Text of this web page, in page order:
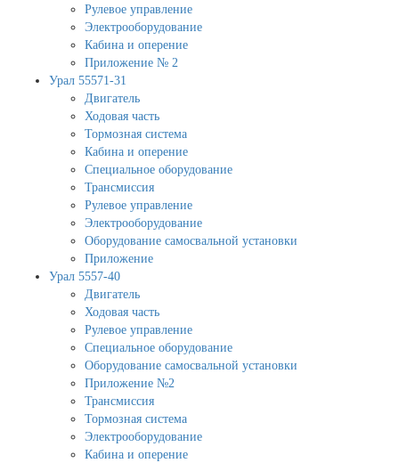
Рулевое управление
Электрооборудование
Кабина и оперение
Приложение № 2
Урал 55571-31
Двигатель
Ходовая часть
Тормозная система
Кабина и оперение
Специальное оборудование
Трансмиссия
Рулевое управление
Электрооборудование
Оборудование самосвальной установки
Приложение
Урал 5557-40
Двигатель
Ходовая часть
Рулевое управление
Специальное оборудование
Оборудование самосвальной установки
Приложение №2
Трансмиссия
Тормозная система
Электрооборудование
Кабина и оперение